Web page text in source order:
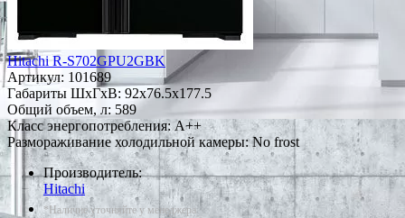
Hitachi R-S702GPU2GBK
Артикул: 101689
Габариты ШxГxВ: 92x76.5x177.5
Общий объем, л: 589
Класс энергопотребления: A++
Размораживание холодильной камеры: No frost
Производитель:
Hitachi
*Наличие уточняйте у менеджера